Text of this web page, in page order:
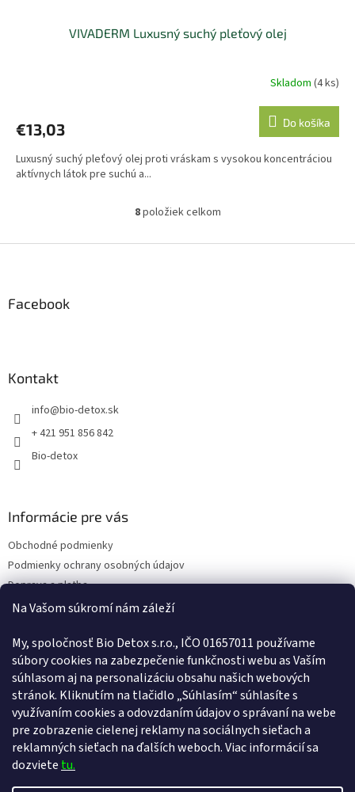
Na Vašom súkromí nám záleží
My, spoločnosť Bio Detox s.r.o., IČO 01657011 používame
súbory cookies na zabezpečenie funkčnosti webu as Vaším
súhlasom aj na personalizáciu obsahu našich webových
stránok. Kliknutím na tlačidlo „Súhlasím“ súhlasíte s
využívaním cookies a odovzdaním údajov o správaní na webe
pre zobrazenie cielenej reklamy na sociálnych sieťach a
reklamných sieťach na ďalších weboch. Viac informácií sa
dozviete tu.
VIVADERM Luxusný suchý pleťový olej
Skladom (4 ks)
€13,03 Do košíka
Luxusný suchý pleťový olej proti vráskam s vysokou koncentráciou
aktívnych látok pre suchú a...
O
l
8položiek celkom
Facebook
Kontakt
info@bio-detox.sk
+ 421 951 856 842
Bio-detox
Informácie pre vás
Obchodné podmienky
Podmienky ochrany osobných údajov
Doprava a platba
Kontakty
Reklamačný poriadok
Poučenie o uplatnení práva spotrebiteľa na odstúpenie od zmluvy
Vernostný program
Pravidlá vernostného programu
ODSTÚPENIE OD ZMLUVY